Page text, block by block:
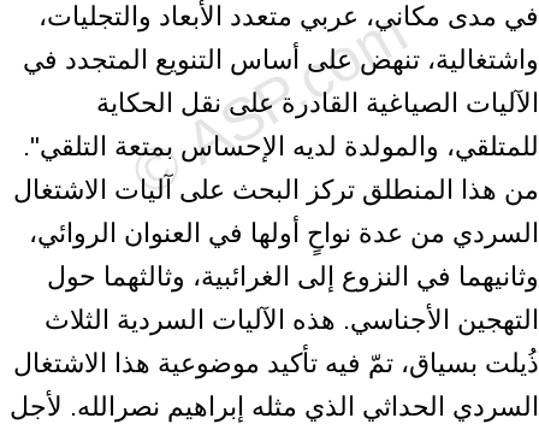
في مدى مكاني، عربي متعدد الأبعاد والتجليات،
واشتغالية، تنهض على أساس التنويع المتجدد في
الآليات الصياغية القادرة على نقل الحكاية
للمتلقي، والمولدة لديه الإحساس بمتعة التلقي".
من هذا المنطلق تركز البحث على آليات الاشتغال
السردي من عدة نواحٍ أولها في العنوان الروائي،
وثانيهما في النزوع إلى الغرائبية، وثالثهما حول
التهجين الأجناسي. هذه الآليات السردية الثلاث
ذُيلت بسياق، تمّ فيه تأكيد موضوعية هذا الاشتغال
السردي الحداثي الذي مثله إبراهيم نصرالله. لأجل